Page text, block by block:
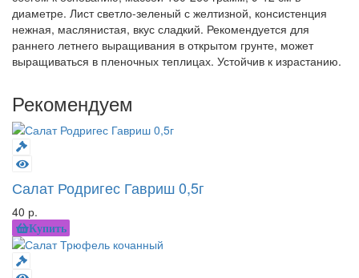
диаметре. Лист светло-зеленый с желтизной, консистенция
нежная, маслянистая, вкус сладкий. Рекомендуется для
раннего летнего выращивания в открытом грунте, может
выращиваться в пленочных теплицах. Устойчив к израстанию.
Рекомендуем
Салат Родригес Гавриш 0,5г
40 р.
Купить